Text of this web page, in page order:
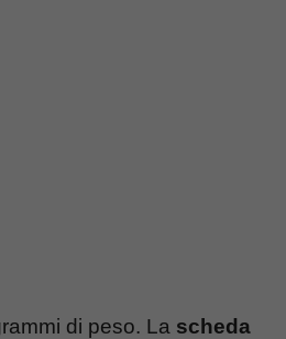
di peso. La scheda